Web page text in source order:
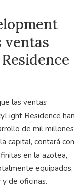
ventas
las ventas
Residence han
de mil millones
capital, contará con
en la azotea,
equipados,
de oficinas.